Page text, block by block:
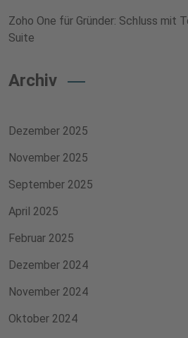
Zoho One für Gründer: Schluss mit
Suite
Archiv
Dezember 2025
November 2025
September 2025
April 2025
Februar 2025
Dezember 2024
November 2024
Oktober 2024